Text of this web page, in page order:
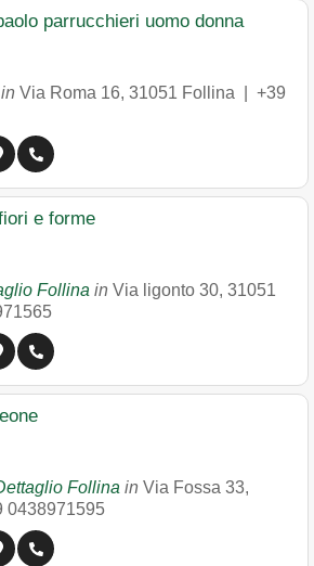
parrucchieri uomo donna
in Via Roma 16, 31051 Follina
+39
e forme
Follina in Via ligonto 30, 31051
Follina in Via Fossa 33,
0438971595